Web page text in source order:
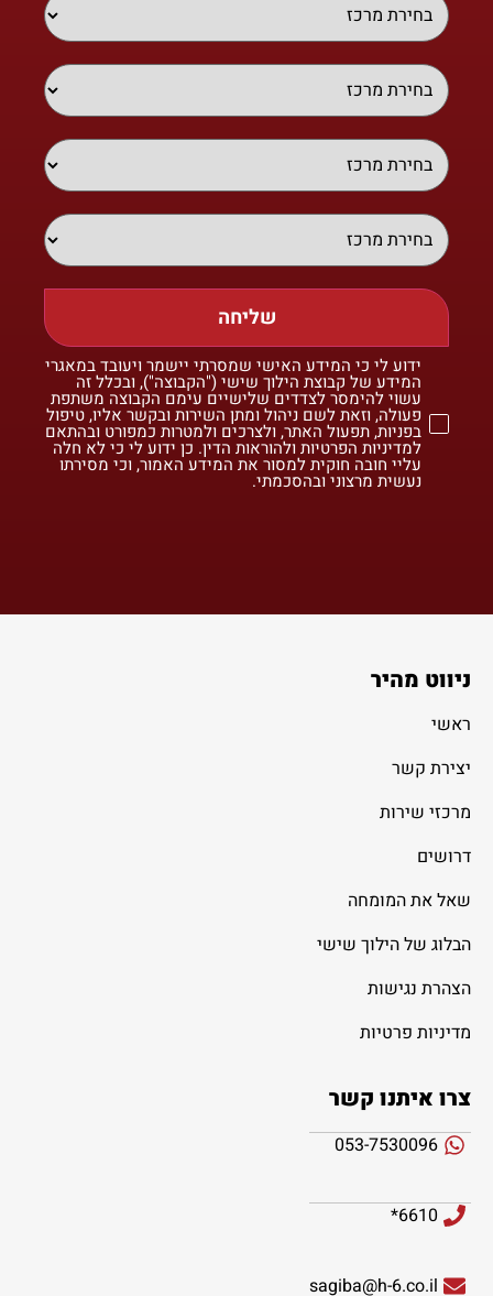
שליחה
ידוע לי כי המידע האישי שמסרתי יישמר ויעובד במאגרי
המידע של קבוצת הילוך שישי ("הקבוצה"), ובכלל זה
עשוי להימסר לצדדים שלישיים עימם הקבוצה משתפת
פעולה, וזאת לשם ניהול ומתן השירות ובקשר אליו, טיפול
בפניות, תפעול האתר, ולצרכים ולמטרות כמפורט ובהתאם
למדיניות הפרטיות ולהוראות הדין. כן ידוע לי כי לא חלה
עליי חובה חוקית למסור את המידע האמור, וכי מסירתו
נעשית מרצוני ובהסכמתי.
ניווט מהיר
ראשי
יצירת קשר
מרכזי שירות
דרושים
שאל את המומחה
הבלוג של הילוך שישי
הצהרת נגישות
מדיניות פרטיות
צרו איתנו קשר
053-7530096
6610*
sagiba@h-6.co.il